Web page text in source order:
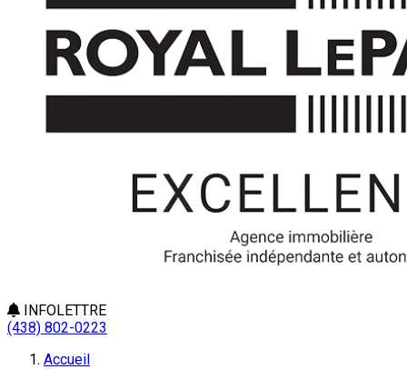
INFOLETTRE
(438) 802-0223
Accueil